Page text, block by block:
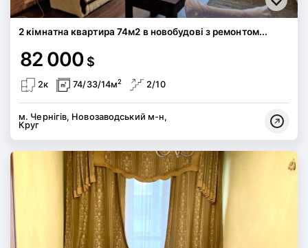
2 кімнатна квартира 74м2 в новобудові з ремонтом...
82 000 $
2к 74/33/14м2 2/10
м. Чернігів, Новозаводський м-н,
Круг